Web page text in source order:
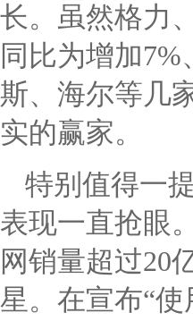
长。虽然格力
同比为增加7%、
斯、海尔等几
实的赢家。
特别值得一
表现一直抢眼
网销量超过20
星。在宣布“使